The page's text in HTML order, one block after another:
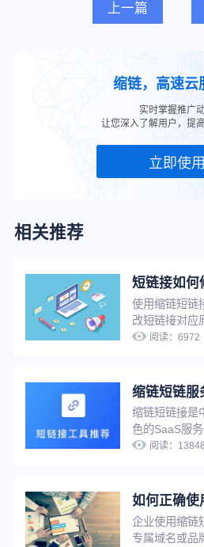
上一篇
缩链，高速云
实时掌握推广
让您深入了解用户，提
立即使用
相关推荐
使用缩链短链
改短链接对应
为原链接影响
生成短链接，
源。
阅读：6972
缩链短链接是
色的SaaS服
网营销工具服
并提供丰富的
务。
阅读： 13848
企业使用缩链
专属域名或品